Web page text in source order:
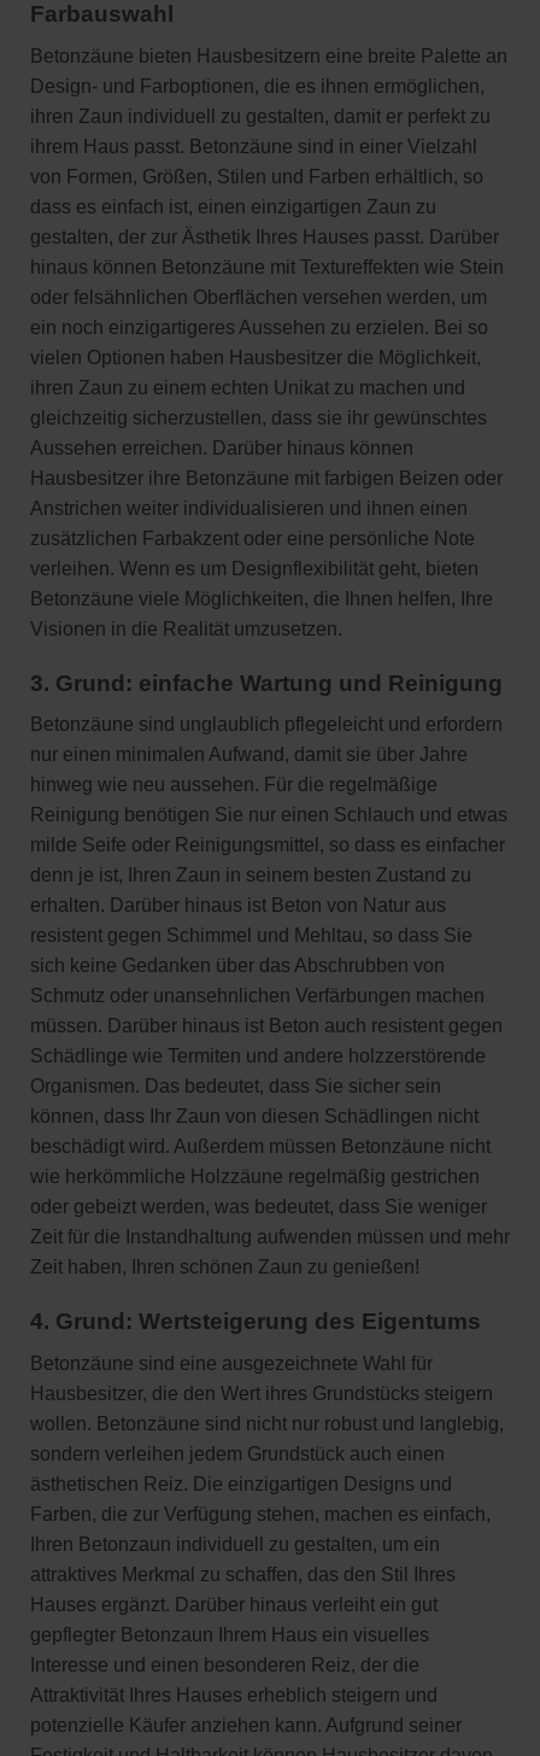
Farbauswahl
Betonzäune bieten Hausbesitzern eine breite Palette an
Design- und Farboptionen, die es ihnen ermöglichen,
ihren Zaun individuell zu gestalten, damit er perfekt zu
ihrem Haus passt. Betonzäune sind in einer Vielzahl
von Formen, Größen, Stilen und Farben erhältlich, so
dass es einfach ist, einen einzigartigen Zaun zu
gestalten, der zur Ästhetik Ihres Hauses passt. Darüber
hinaus können Betonzäune mit Textureffekten wie Stein
oder felsähnlichen Oberflächen versehen werden, um
ein noch einzigartigeres Aussehen zu erzielen. Bei so
vielen Optionen haben Hausbesitzer die Möglichkeit,
ihren Zaun zu einem echten Unikat zu machen und
gleichzeitig sicherzustellen, dass sie ihr gewünschtes
Aussehen erreichen. Darüber hinaus können
Hausbesitzer ihre Betonzäune mit farbigen Beizen oder
Anstrichen weiter individualisieren und ihnen einen
zusätzlichen Farbakzent oder eine persönliche Note
verleihen. Wenn es um Designflexibilität geht, bieten
Betonzäune viele Möglichkeiten, die Ihnen helfen, Ihre
Visionen in die Realität umzusetzen.
3. Grund: einfache Wartung und Reinigung
Betonzäune sind unglaublich pflegeleicht und erfordern
nur einen minimalen Aufwand, damit sie über Jahre
hinweg wie neu aussehen. Für die regelmäßige
Reinigung benötigen Sie nur einen Schlauch und etwas
milde Seife oder Reinigungsmittel, so dass es einfacher
denn je ist, Ihren Zaun in seinem besten Zustand zu
erhalten. Darüber hinaus ist Beton von Natur aus
resistent gegen Schimmel und Mehltau, so dass Sie
sich keine Gedanken über das Abschrubben von
Schmutz oder unansehnlichen Verfärbungen machen
müssen. Darüber hinaus ist Beton auch resistent gegen
Schädlinge wie Termiten und andere holzzerstörende
Organismen. Das bedeutet, dass Sie sicher sein
können, dass Ihr Zaun von diesen Schädlingen nicht
beschädigt wird. Außerdem müssen Betonzäune nicht
wie herkömmliche Holzzäune regelmäßig gestrichen
oder gebeizt werden, was bedeutet, dass Sie weniger
Zeit für die Instandhaltung aufwenden müssen und mehr
Zeit haben, Ihren schönen Zaun zu genießen!
4. Grund: Wertsteigerung des Eigentums
Betonzäune sind eine ausgezeichnete Wahl für
Hausbesitzer, die den Wert ihres Grundstücks steigern
wollen. Betonzäune sind nicht nur robust und langlebig,
sondern verleihen jedem Grundstück auch einen
ästhetischen Reiz. Die einzigartigen Designs und
Farben, die zur Verfügung stehen, machen es einfach,
Ihren Betonzaun individuell zu gestalten, um ein
attraktives Merkmal zu schaffen, das den Stil Ihres
Hauses ergänzt. Darüber hinaus verleiht ein gut
gepflegter Betonzaun Ihrem Haus ein visuelles
Interesse und einen besonderen Reiz, der die
Attraktivität Ihres Hauses erheblich steigern und
potenzielle Käufer anziehen kann. Aufgrund seiner